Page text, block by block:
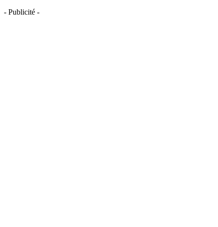
- Publicité -